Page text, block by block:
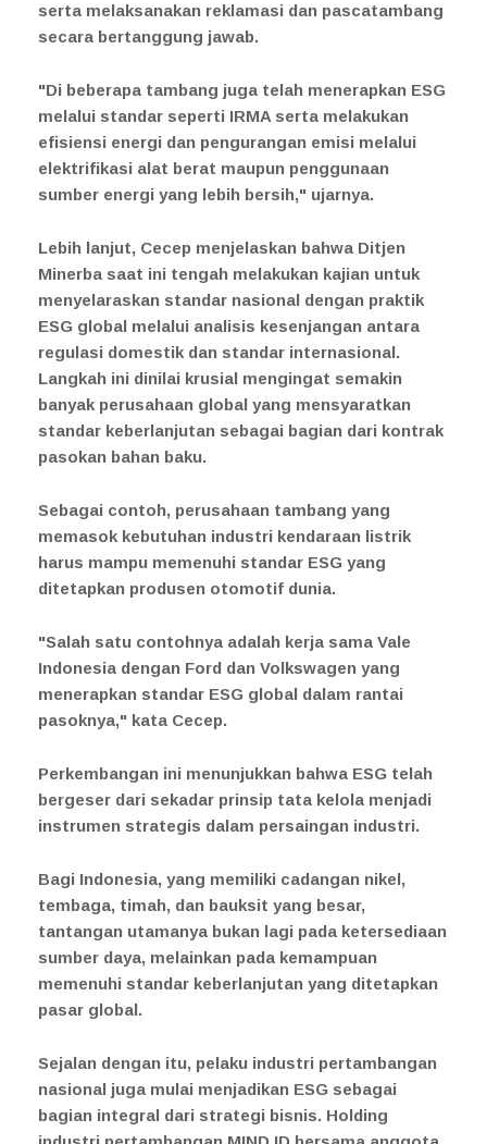
serta melaksanakan reklamasi dan pascatambang
secara bertanggung jawab.
"Di beberapa tambang juga telah menerapkan ESG
melalui standar seperti IRMA serta melakukan
efisiensi energi dan pengurangan emisi melalui
elektrifikasi alat berat maupun penggunaan
sumber energi yang lebih bersih," ujarnya.
Lebih lanjut, Cecep menjelaskan bahwa Ditjen
Minerba saat ini tengah melakukan kajian untuk
menyelaraskan standar nasional dengan praktik
ESG global melalui analisis kesenjangan antara
regulasi domestik dan standar internasional.
Langkah ini dinilai krusial mengingat semakin
banyak perusahaan global yang mensyaratkan
standar keberlanjutan sebagai bagian dari kontrak
pasokan bahan baku.
Sebagai contoh, perusahaan tambang yang
memasok kebutuhan industri kendaraan listrik
harus mampu memenuhi standar ESG yang
ditetapkan produsen otomotif dunia.
"Salah satu contohnya adalah kerja sama Vale
Indonesia dengan Ford dan Volkswagen yang
menerapkan standar ESG global dalam rantai
pasoknya," kata Cecep.
Perkembangan ini menunjukkan bahwa ESG telah
bergeser dari sekadar prinsip tata kelola menjadi
instrumen strategis dalam persaingan industri.
Bagi Indonesia, yang memiliki cadangan nikel,
tembaga, timah, dan bauksit yang besar,
tantangan utamanya bukan lagi pada ketersediaan
sumber daya, melainkan pada kemampuan
memenuhi standar keberlanjutan yang ditetapkan
pasar global.
Sejalan dengan itu, pelaku industri pertambangan
nasional juga mulai menjadikan ESG sebagai
bagian integral dari strategi bisnis. Holding